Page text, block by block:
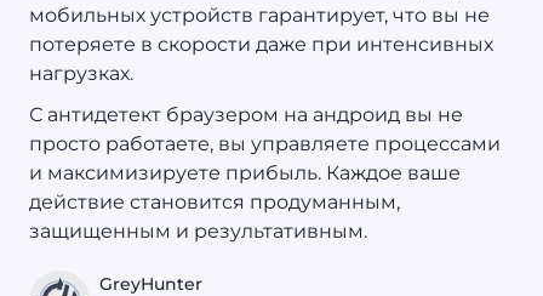
мобильных устройств гарантирует, что вы не
потеряете в скорости даже при интенсивных
нагрузках.
С антидетект браузером на андроид вы не
просто работаете, вы управляете процессами
и максимизируете прибыль. Каждое ваше
действие становится продуманным,
защищенным и результативным.
GreyHunter